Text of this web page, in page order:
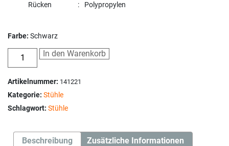
Rücken
Polypropylen
Farbe: Schwarz
In den Warenkorb
Artikelnummer: 141221
Kategorie: Stühle
Schlagwort: Stühle
Beschreibung Zusätzliche Informationen